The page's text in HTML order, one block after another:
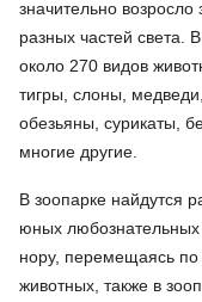
значительно
разных частей света.
около 270 видов
тигры, слоны,
обезьяны, сурикаты,
многие другие.
В зоопарке найдутся
юных любознательных
нору, перемещаясь по
животных, также в